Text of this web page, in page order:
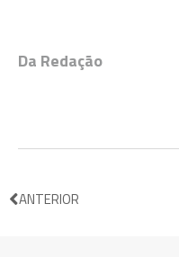
Da Redação
ANTERIOR